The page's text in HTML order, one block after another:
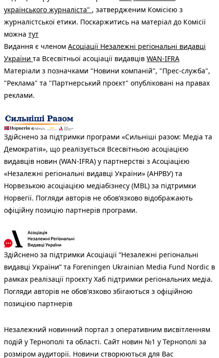
українського журналіста" , затвердженим Комісією з
журналістської етики. Поскаржитись на матеріал до Комісії
можна тут
Видання є членом Асоціації Незалежні регіональні видавці
України та Всесвітньої асоціації видавців WAN-IFRA
Матеріали з позначками "Новини компаній", "Прес-служба",
"Реклама" та "Партнерський проєкт" опубліковані на правах
реклами.
Здійснено за підтримки програми «Сильніші разом: Медіа та
Демократія», що реалізується Всесвітньою асоціацією
видавців новин (WAN-IFRA) у партнерстві з Асоціацією
«Незалежні регіональні видавці України» (АНРВУ) та
Норвезькою асоціацією медіабізнесу (MBL) за підтримки
Норвегії. Погляди авторів не обов’язково відображають
офіційну позицію партнерів програми.
Здійснено за підтримки Асоціації “Незалежні регіональні
видавці України” та Foreningen Ukrainian Media Fund Nordic в
рамках реалізації проєкту Хаб підтримки регіональних медіа.
Погляди авторів не обов'язково збігаються з офіційною
позицією партнерів
Незалежний новинний портал з оперативним висвітленням
подій у Тернополі та області. Сайт новин №1 у Тернополі за
розміром аудиторії. Новини створюються для Вас